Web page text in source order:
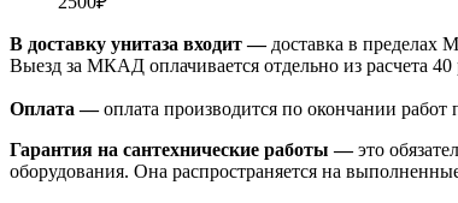
В доставку унитаза входит — доставка в
Выезд за МКАД оплачивается отдельно из расчета
Оплата —оплата производится по окончании
Гарантия на сантехнические работы —это
оборудования. Она распространяется на